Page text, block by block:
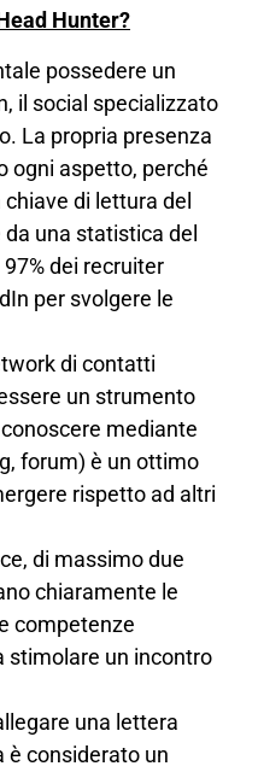
Hunter?
possedere un
il social specializzato
La propria presenza
ogni aspetto, perché
di lettura del
una statistica del
dei recruiter
per svolgere le
di contatti
un strumento
mediante
forum) è un ottimo
rispetto ad altri
di massimo due
chiaramente le
competenze
stimolare un incontro
una lettera
considerato un